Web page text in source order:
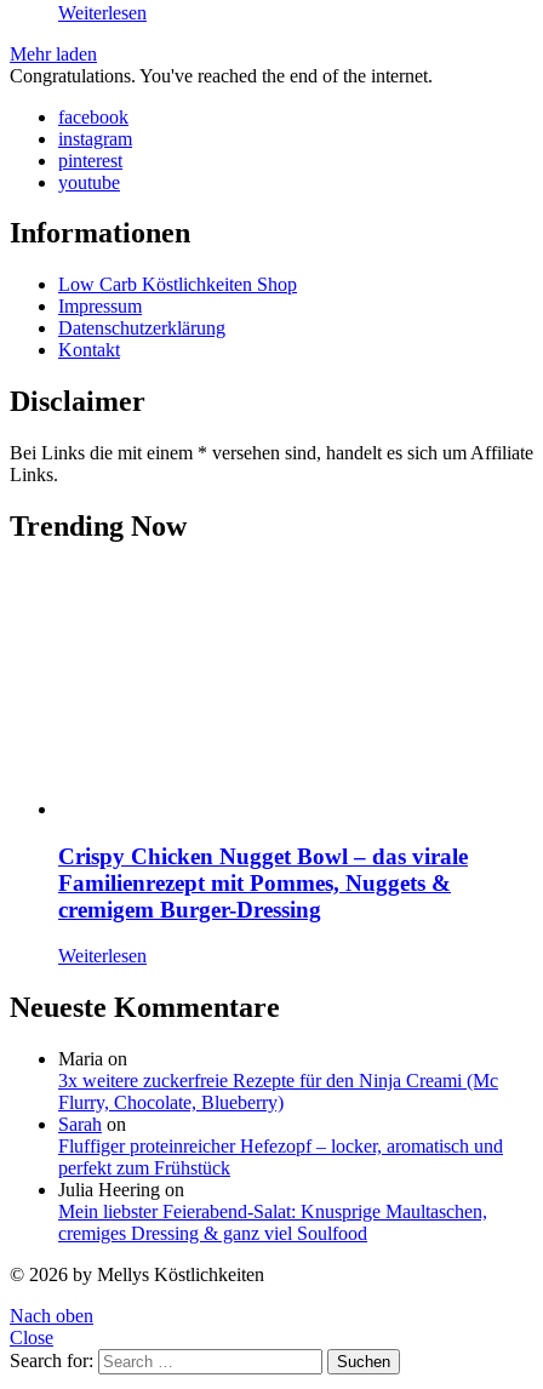
Weiterlesen
Mehr laden
Congratulations. You've reached the end of the internet.
facebook
instagram
pinterest
youtube
Informationen
Low Carb Köstlichkeiten Shop
Impressum
Datenschutzerklärung
Kontakt
Disclaimer
Bei Links die mit einem * versehen sind, handelt es sich um Affiliate
Links.
Trending Now
Crispy Chicken Nugget Bowl – das virale
Familienrezept mit Pommes, Nuggets &
cremigem Burger-Dressing
Weiterlesen
Neueste Kommentare
Maria on
3x weitere zuckerfreie Rezepte für den Ninja Creami (Mc
Flurry, Chocolate, Blueberry)
Sarah on
Fluffiger proteinreicher Hefezopf – locker, aromatisch und
perfekt zum Frühstück
Julia Heering on
Mein liebster Feierabend-Salat: Knusprige Maultaschen,
cremiges Dressing & ganz viel Soulfood
© 2026 by Mellys Köstlichkeiten
Nach oben
Close
Search for:
Suchen